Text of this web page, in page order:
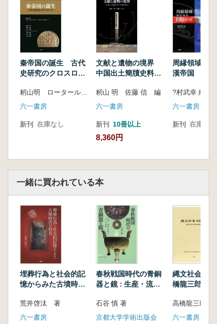
それぞれ、「第一部 封泥の実態」、「第二
部 文字を書き印を捺す」、「第三部 秦封泥
の文字と秦の社会」が該当している。(中略)
方法論や関心の異なる研究者が集い、情報や
物資の伝達を検討することは容易ではない。し
かし、封泥を共通の資料として、各自が新たな
ずつ研究は進展した。ことに、理化学分析との
協業は大きな役割を担った。X線CTスキャン装
な刺激を与えた。(中略)
新たな研究は、新出資料のみが切り拓くもの
を対照した検討、あるいは封泥や印章の文字の
検討などは、それぞれの分野に新たな影響を与
えるものと見受ける。秦封泥研究や戦国秦漢時
代の研究、文書行政の日中比較研究等への貢献
も望まれる。
本書は、より多くの方の手に届くよう、でき
るだけ平易な形で示すことを心がけた。内容に
が強いものも含まれている。そこは、秦漢時代
の研究の緻密さゆえと、お許しを願いたい。
(本書“後記”より抜粋)
秦帝国の誕生 古代
史研究のクロスロー
籾山明 ロータール・フォン・ファルケンハウゼン 編
六一書房
新刊 在庫なし
文献と遺物の境界
中国出土簡牘史料の
籾山 明 佐藤 信 編
六一書房
新刊 10冊以上
8,360円
周縁領域か
漢帝国
?村武幸 編
六一書房
新刊 在庫なし
一緒に買われている本
埋葬行為と社会的記
憶からみた古墳時代
荒井啓汰 著
六一書房
春秋戦国時代の青銅
器と鏡 : 生産・流通
石谷 慎 著
京都大学学術出版会
縄文社会の
橋龍三郎先
六一書房